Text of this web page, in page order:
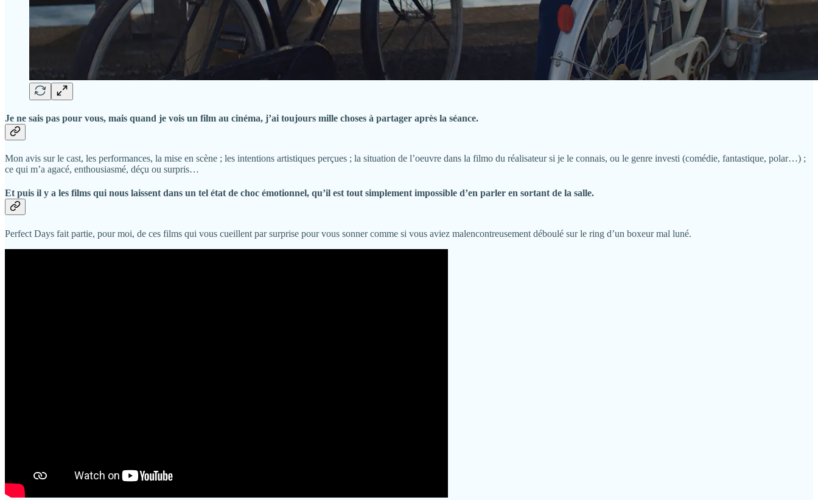
Je ne sais pas pour vous, mais quand je vois un film au cinéma, j’ai toujours mille choses à partager après la séance.
Mon avis sur le cast, les performances, la mise en scène ; les intentions artistiques perçues ; la situation de l’oeuvre dans la filmo du réalisateur si je le connais, ou le genre investi (comédie, fantastique, polar…) ;
ce qui m’a agacé, enthousiasmé, déçu ou surpris…
Et puis il y a les films qui nous laissent dans un tel état de choc émotionnel, qu’il est tout simplement impossible d’en parler en sortant de la salle.
Perfect Days fait partie, pour moi, de ces films qui vous cueillent par surprise pour vous sonner comme si vous aviez malencontreusement déboulé sur le ring d’un boxeur mal luné.